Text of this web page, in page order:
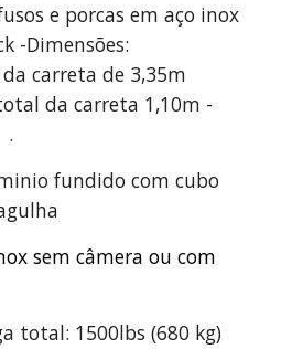
e porcas em aço inox
-Dimensões:
carreta de 3,35m
da carreta 1,10m -
.
fundido com cubo
sem câmera ou com
total: 1500lbs (680 kg)